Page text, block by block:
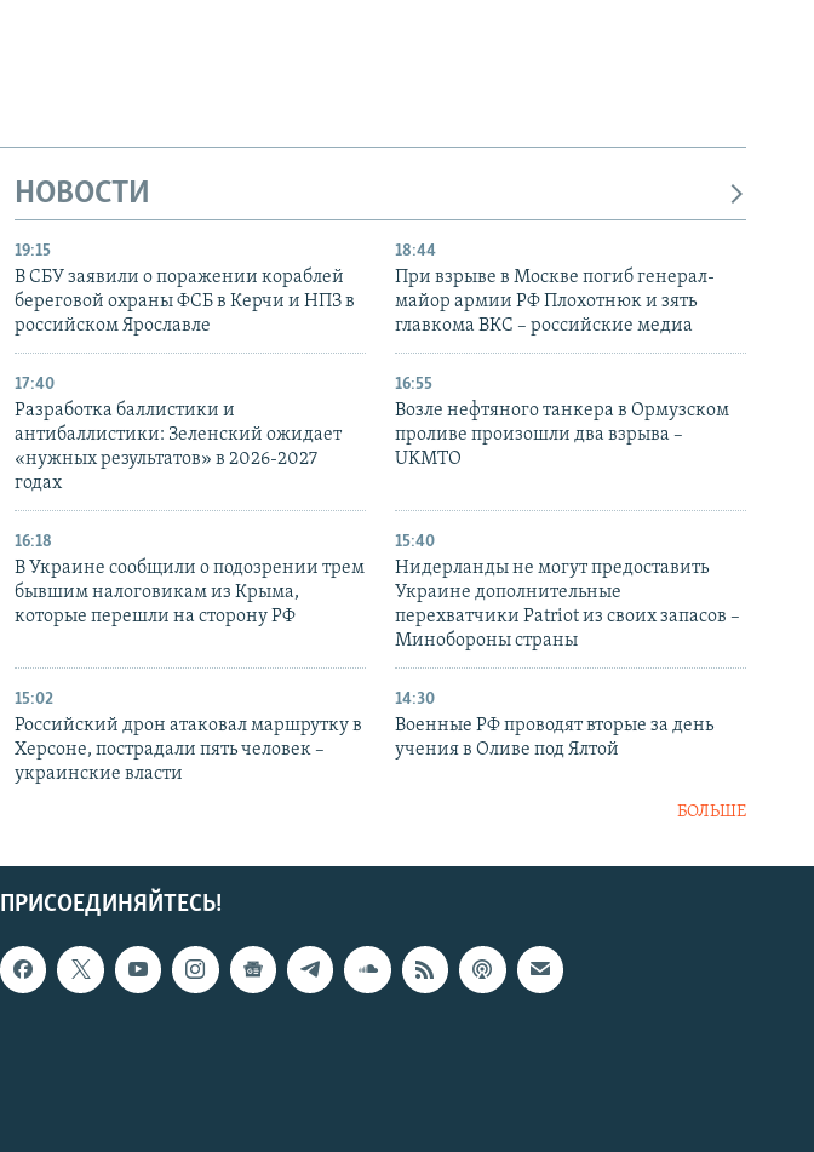
НОВОСТИ
19:15
В СБУ заявили о поражении кораблей
береговой охраны ФСБ в Керчи и НПЗ в
российском Ярославле
18:44
При взрыве в Москве погиб генерал-
майор армии РФ Плохотнюк и зять
главкома ВКС – российские медиа
17:40
Разработка баллистики и
антибаллистики: Зеленский ожидает
«нужных результатов» в 2026-2027
годах
16:55
Возле нефтяного танкера в Ормузском
проливе произошли два взрыва –
UKMTO
16:18
В Украине сообщили о подозрении трем
бывшим налоговикам из Крыма,
которые перешли на сторону РФ
15:40
Нидерланды не могут предоставить
Украине дополнительные
перехватчики Patriot из своих запасов –
Минобороны страны
15:02
Российский дрон атаковал маршрутку в
Херсоне, пострадали пять человек –
украинские власти
14:30
Военные РФ проводят вторые за день
учения в Оливе под Ялтой
БОЛЬШЕ
ПРИСОЕДИНЯЙТЕСЬ!